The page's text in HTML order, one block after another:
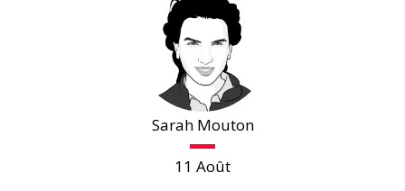
Sarah Mouton
11 Août